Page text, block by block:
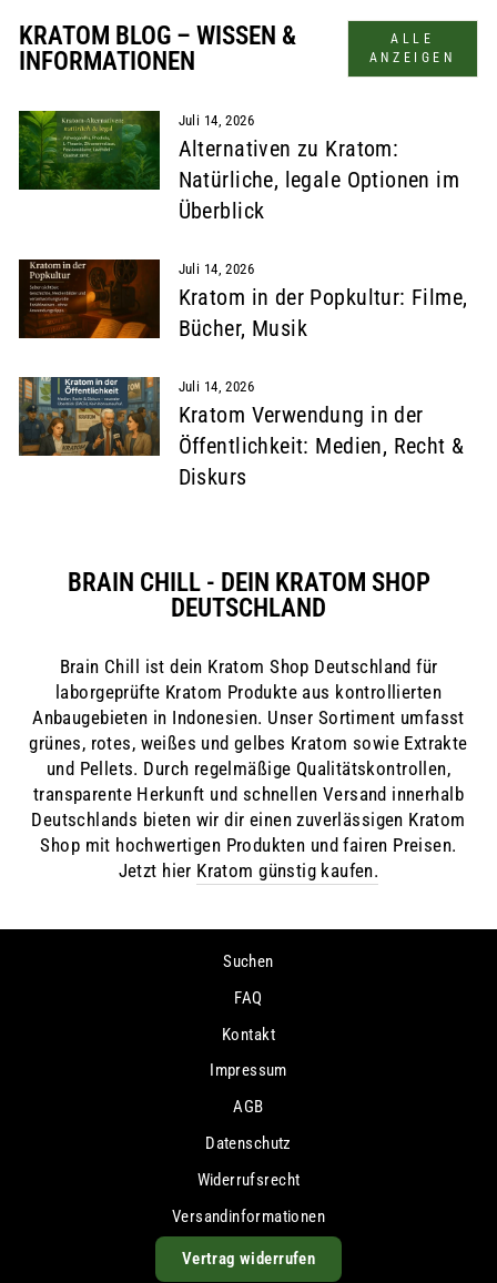
KRATOM BLOG – WISSEN &
INFORMATIONEN
ALLE
ANZEIGEN
Juli 14, 2026
Alternativen zu Kratom:
Natürliche, legale Optionen im
Überblick
Juli 14, 2026
Kratom in der Popkultur: Filme,
Bücher, Musik
Juli 14, 2026
Kratom Verwendung in der
Öffentlichkeit: Medien, Recht &
Diskurs
BRAIN CHILL - DEIN KRATOM SHOP
DEUTSCHLAND
Brain Chill ist dein Kratom Shop Deutschland für
laborgeprüfte Kratom Produkte aus kontrollierten
Anbaugebieten in Indonesien. Unser Sortiment umfasst
grünes, rotes, weißes und gelbes Kratom sowie Extrakte
und Pellets. Durch regelmäßige Qualitätskontrollen,
transparente Herkunft und schnellen Versand innerhalb
Deutschlands bieten wir dir einen zuverlässigen Kratom
Shop mit hochwertigen Produkten und fairen Preisen.
Jetzt hier Kratom günstig kaufen.
Suchen
FAQ
Kontakt
Impressum
AGB
Datenschutz
Widerrufsrecht
Versandinformationen
Vertrag widerrufen